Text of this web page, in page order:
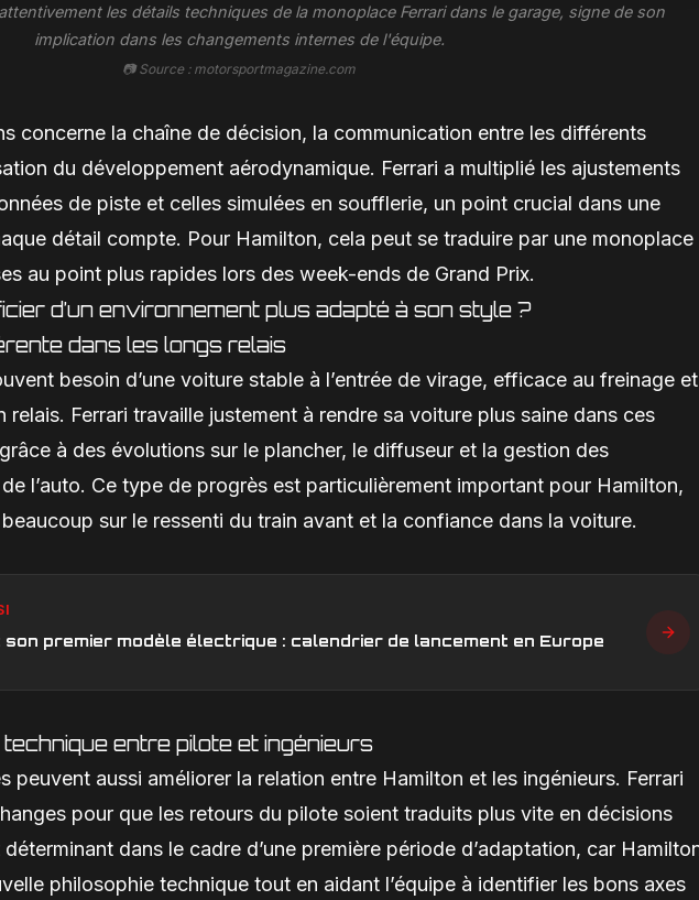
les détails techniques de la monoplace Ferrari dans le garage, signe de son
implication dans les changements internes de l'équipe.
📷 Source : motorsportmagazine.com
concerne la chaîne de décision, la communication entre les différents
du développement aérodynamique. Ferrari a multiplié les ajustements
de piste et celles simulées en soufflerie, un point crucial dans une
détail compte. Pour Hamilton, cela peut se traduire par une monoplace
au point plus rapides lors des week-ends de Grand Prix.
d’un environnement plus adapté à son style ?
dans les longs relais
besoin d’une voiture stable à l’entrée de virage, efficace au freinage et
relais. Ferrari travaille justement à rendre sa voiture plus saine dans ces
à des évolutions sur le plancher, le diffuseur et la gestion des
l’auto. Ce type de progrès est particulièrement important pour Hamilton,
sur le ressenti du train avant et la confiance dans la voiture.
premier modèle électrique : calendrier de lancement en Europe
entre pilote et ingénieurs
peuvent aussi améliorer la relation entre Hamilton et les ingénieurs. Ferrari
pour que les retours du pilote soient traduits plus vite en décisions
dans le cadre d’une première période d’adaptation, car
philosophie technique tout en aidant l’équipe à identifier les bons axes